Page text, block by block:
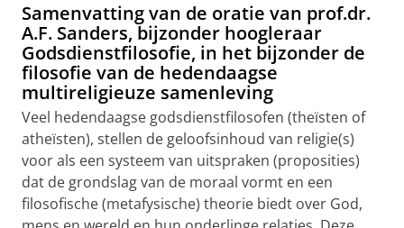
Samenvatting van de oratie van prof.dr.
A.F. Sanders, bijzonder hoogleraar
Godsdienstfilosofie, in het bijzonder de
filosofie van de hedendaagse
multireligieuze samenleving
Veel hedendaagse godsdienstfilosofen (theïsten of
atheïsten), stellen de geloofsinhoud van religie(s)
voor als een systeem van uitspraken (proposities)
dat de grondslag van de moraal vormt en een
filosofische (metafysische) theorie biedt over God,